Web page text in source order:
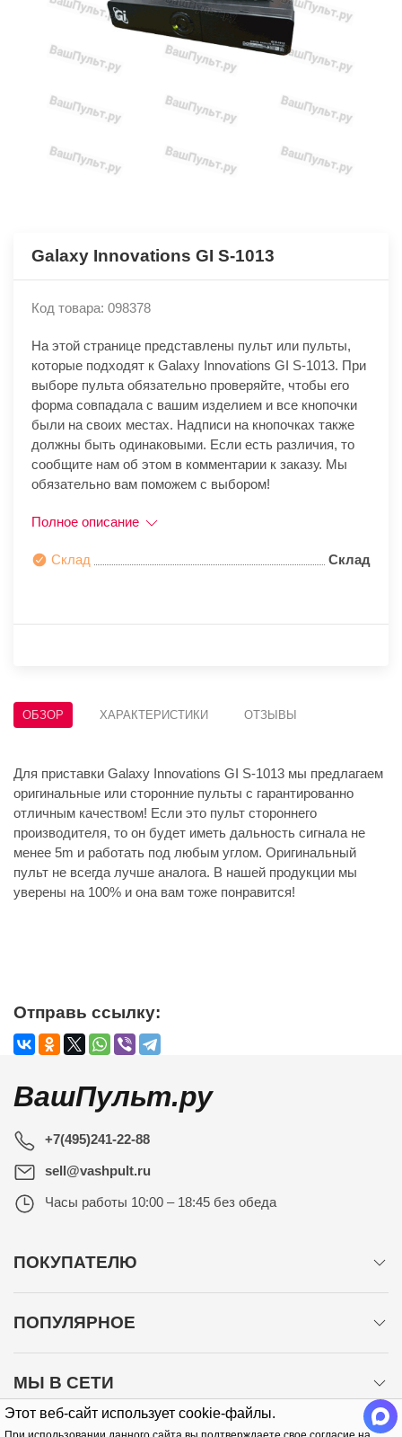
Этот веб-сайт использует cookie-файлы.
Galaxy Innovations GI S-1013
Код товара: 098378
На этой странице представлены пульт или пульты,
которые подходят к Galaxy Innovations GI S-1013. При
выборе пульта обязательно проверяйте, чтобы его
форма совпадала с вашим изделием и все кнопочки
были на своих местах. Надписи на кнопочках также
должны быть одинаковыми. Если есть различия, то
сообщите нам об этом в комментарии к заказу. Мы
обязательно вам поможем с выбором!
Полное описание
Склад Склад
ОБЗОР ХАРАКТЕРИСТИКИ ОТЗЫВЫ
Для приставки Galaxy Innovations GI S-1013 мы предлагаем
оригинальные или сторонние пульты с гарантированно
отличным качеством! Если это пульт стороннего
производителя, то он будет иметь дальность сигнала не
менее 5m и работать под любым углом. Оригинальный
пульт не всегда лучше аналога. В нашей продукции мы
уверены на 100% и она вам тоже понравится!
Отправь ссылку:
ВашПульт.ру
+7(495)241-22-88
sell@vashpult.ru
Часы работы 10:00 – 18:45 без обеда
ПОКУПАТЕЛЮ
ПОПУЛЯРНОЕ
МЫ В СЕТИ